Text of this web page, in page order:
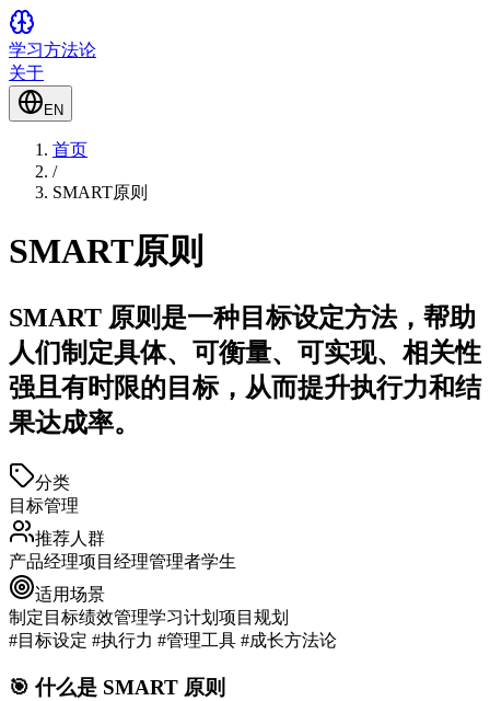
学习方法论
关于
EN
首页
/
SMART原则
SMART原则
SMART 原则是一种目标设定方法，帮助
人们制定具体、可衡量、可实现、相关性
强且有时限的目标，从而提升执行力和结
果达成率。
分类
目标管理
推荐人群
产品经理项目经理管理者学生
适用场景
制定目标绩效管理学习计划 项目规划
#目标设定 #执行力 #管理工具 #成长方法论
🎯 什么是 SMART 原则